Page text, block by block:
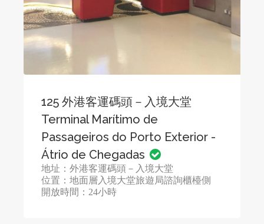
125 外港客運碼頭－入境大堂
Terminal Marítimo de
Passageiros do Porto Exterior -
Átrio de Chegadas
地址：外港客運碼頭－入境大堂
位置：地面層入境大堂旅遊局諮詢櫃檯側
開放時間：24小時